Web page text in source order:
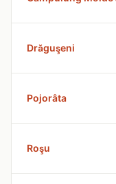
Drăguşeni
Pojorâta
Roşu